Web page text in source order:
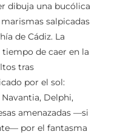
dibuja una bucólica
salpicadas
de Cádiz. La
de caer en la
tras
por el sol:
Delphi,
amenazadas —si
por el fantasma